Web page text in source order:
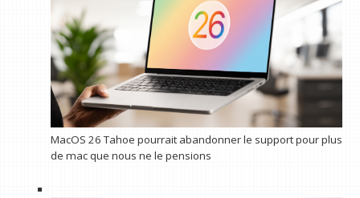
MacOS 26 Tahoe pourrait abandonner le support pour plus
de mac que nous ne le pensions